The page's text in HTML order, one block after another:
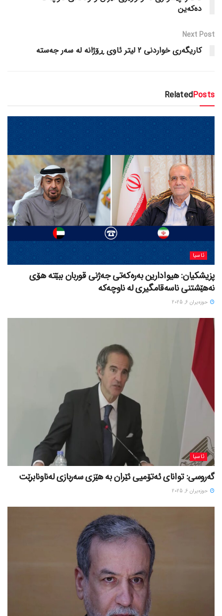
دەکەین
Next Post
کاریگەری خواردنی 2 لیتر ئاوی ڕۆژانە لە سەر جەستە
RelatedPosts
ئاسیا
پزیشکیان: هیوادارین بەرەکەتی جەژنی قوربان ببێتە هۆی
نەهێشتنی ناسەقامگیری لە ناوچەکە
حوزه‌یران 6, 2025
ئاسیا
گەروسی: توانای ئەتۆمیی ئێران بە هێزی سەربازی لەناونابرێت
حوزه‌یران 6, 2025